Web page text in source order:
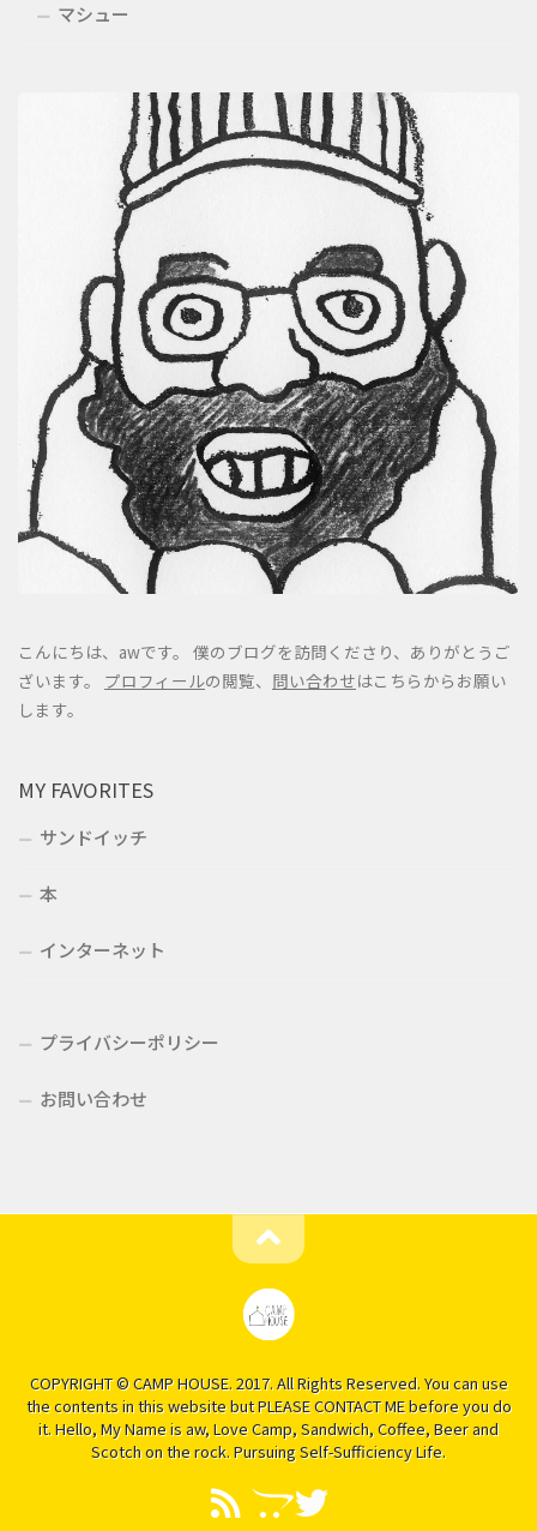
マシュー
こんにちは、awです。 僕のブログを訪問くださり、ありがとうご
ざいます。 プロフィールの閲覧、 問い合わせはこちらからお願い
します。
MY FAVORITES
サンドイッチ
本
インターネット
プライバシーポリシー
お問い合わせ
COPYRIGHT © CAMP HOUSE. 2017. All Rights Reserved. You can use
the contents in this website but PLEASE CONTACT ME before you do
it. Hello, My Name is aw, Love Camp, Sandwich, Coffee, Beer and
Scotch on the rock. Pursuing Self-Sufficiency Life.